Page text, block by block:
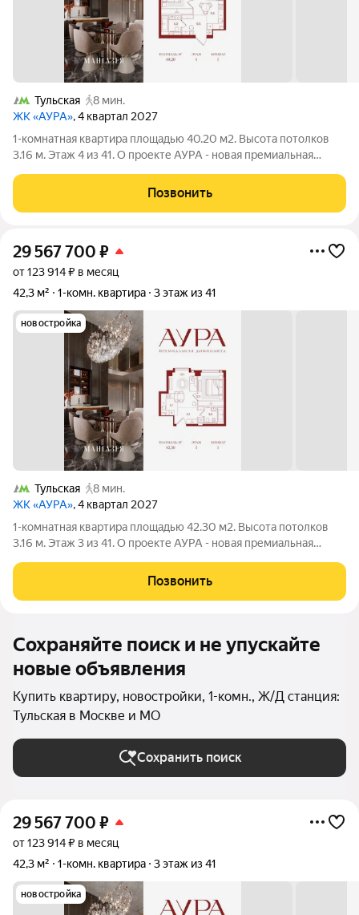
Тульская
8 мин.
ЖК «АУРА», 4 квартал 2027
1-комнатная квартира площадью 40.20 м2. Высота потолков
3.16 м. Этаж 4 из 41. О проекте АУРА - новая премиальная
состоит из 42-этажной Бронзовой башни и 41-этажной
Серебряной. Рядом расположены
Позвонить
29 567 700 ₽
от 123 914 ₽ в месяц
42,3 м²
1-комн. квартира 3 этаж из 41
новостройка
Тульская
8 мин.
ЖК «АУРА», 4 квартал 2027
1-комнатная квартира площадью 42.30 м2. Высота потолков
3.16 м. Этаж 3 из 41. О проекте АУРА - новая премиальная
состоит из 42-этажной Бронзовой башни и 41-этажной
Серебряной. Рядом расположены
Позвонить
Сохраняйте поиск и не упускайте
новые объявления
Купить квартиру, новостройки, 1-комн., Ж/Д станция:
Тульская в Москве и МО
Сохранить поиск
29 567 700 ₽
от 123 914 ₽ в месяц
42,3 м²
1-комн. квартира 3 этаж из 41
новостройка